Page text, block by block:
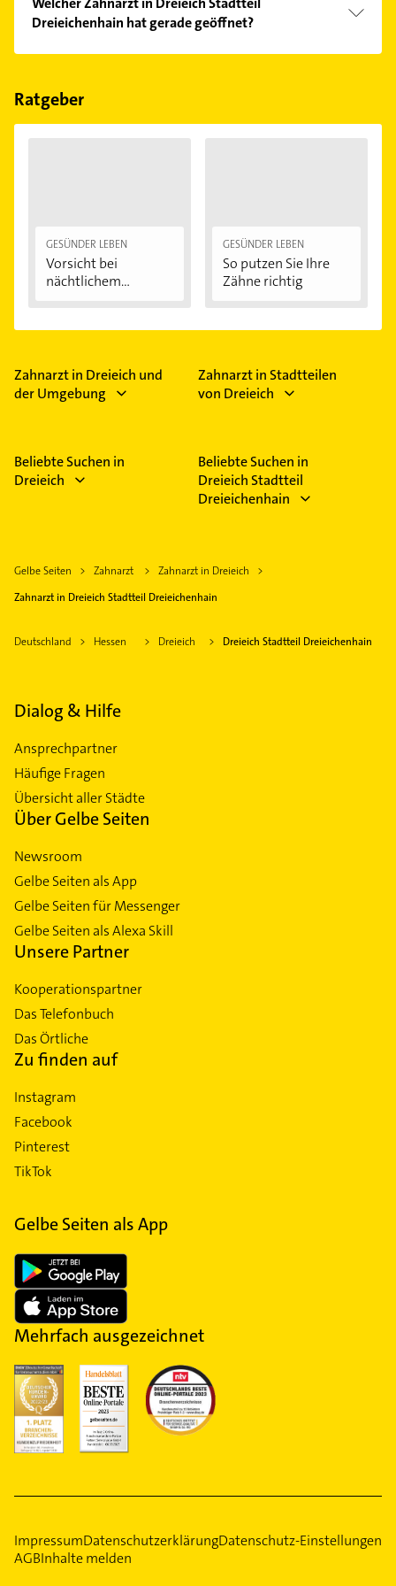
eventuelle Kostenübernahme durch Ihre
Krankenkasse.
Informationen, um die für Sie passende
Zahnarztpraxis zu wählen.
Kundenmeinungen und profitieren Sie von den
Empfehlungen. Die Suchergebnisse können Sie sich
einfach nachBewertungensortiert anzeigen lassen.
Dreieichenhain hat gerade geöffnet?
Im Anbieter-Bereich finden Sie alleÖffnungszeiten.
Feiertagen abweichen können.
Ratgeber
GESÜNDER LEBEN
Vorsicht bei
nächtlichem
GESÜNDER LEBEN
So putzen Sie Ihre
Zähne richtig
Zahnarzt in Dreieich und
der Umgebung
Zahnarzt in Stadtteilen
von Dreieich
Beliebte Suchen in
Dreieich
Beliebte Suchen in
Dreieich Stadtteil
Dreieichenhain
Gelbe Seiten Zahnarzt
Zahnarzt in Dreieich
Zahnarzt in Dreieich Stadtteil Dreieichenhain
Deutschland Hessen Dreieich Dreieich Stadtteil Dreieichenhain
Dialog & Hilfe
Ansprechpartner
Häufige Fragen
Übersicht aller Städte
Über Gelbe Seiten
Newsroom
Gelbe Seiten als App
Gelbe Seiten für Messenger
Gelbe Seiten als Alexa Skill
Unsere Partner
Kooperationspartner
Das Telefonbuch
Das Örtliche
Zu finden auf
Instagram
Facebook
Pinterest
TikTok
Gelbe Seiten als App
Mehrfach ausgezeichnet
ImpressumDatenschutzerklärungDatenschutz-Einstellungen
AGBInhalte melden